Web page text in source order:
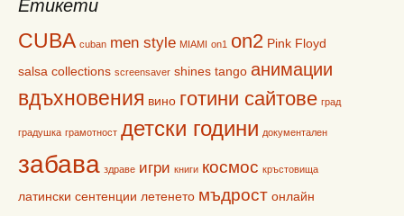
Етикети
CUBA cuban men style MIAMI on1 on2 Pink Floyd
salsa collections screensaver shines tango анимации
вдъхновения вино готини сайтове град
градушка грамотност детски години документален
забава здраве игри книги космос кръстовища
латински сентенции летенето мъдрост онлайн